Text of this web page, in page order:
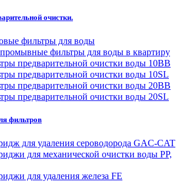
очистки.
фильтры для воды
фильтры для воды в квартиру
предварительной очистки воды 10BB
предварительной очистки воды 10SL
предварительной очистки воды 20BB
предварительной очистки воды 20SL
фильтров
для удаления сероводорода GAC-CAT
для механической очистки воды PP,
для удаления железа FE